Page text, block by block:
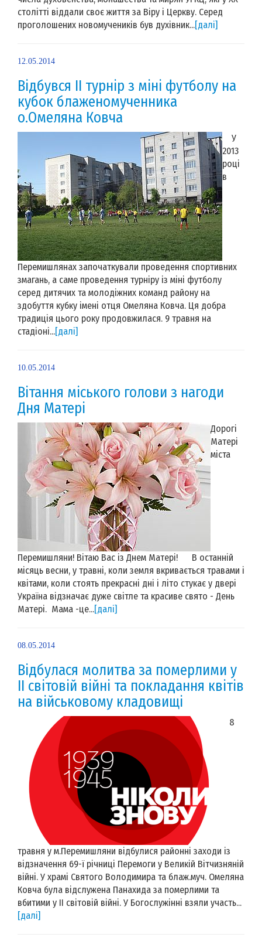
столітті віддали своє життя за Віру і Церкву. Серед
проголошених новомучеників був духівник...[далі]
12.05.2014
Відбувся ІІ турнір з міні футболу на
кубок блаженомученника
о.Омеляна Ковча
У
2013
році
в
Перемишлянах започаткували проведення спортивних
змагань, а саме проведення турніру із міні футболу
серед дитячих та молодіжних команд району на
здобуття кубку імені отця Омеляна Ковча. Ця добра
традиція цього року продовжилася. 9 травня на
стадіоні...[далі]
10.05.2014
Вітання міського голови з нагоди
Дня Матері
Дорогі
Матері
міста
Перемишляни! Вітаю Вас із Днем Матері! В останній
місяць весни, у травні, коли земля вкривається травами і
квітами, коли стоять прекрасні дні і літо стукає у двері
Україна відзначає дуже світле та красиве свято - День
Матері. Мама -це...[далі]
08.05.2014
Відбулася молитва за померлими у
ІІ світовій війні та покладання квітів
на військовому кладовищі
8
травня у м.Перемишляни відбулися районні заходи із
відзначення 69-ї річниці Перемоги у Великій Вітчизняній
війні. У храмі Святого Володимира та блаж.муч. Омеляна
Ковча була відслужена Панахида за померлими та
вбитими у ІІ світовій війні. У Богослужінні взяли участь...
[далі]